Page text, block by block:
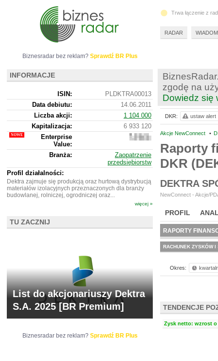
zgodę na
Dowiedz się
Akcje NewConnect •
Raporty
DKR
DEKTRA
NewConnect - Akcje/
PROFIL
BR LAB
RAPORTY
RACHUNEK ZYSKÓW I
Okres:
TENDENCJE
Zysk netto: wzrost o
DKR: ustaw alert
Biznesradar bez reklam? Sprawdź BR Plus
INFORMACJE
ISIN:
PLDKTRA00013
Data debiutu:
14.06.2011
Liczba akcji:
1 104 000
Kapitalizacja:
6 933 120
Enterprise
Value:
7
120
Branża:
Zaopatrzenie
przedsiębiorstw
Profil działalności:
Dektra zajmuje się produkcją oraz hurtową dystrybucją
materiałów izolacyjnych przeznaczonych dla branży
budowlanej, rolniczej, ogrodniczej oraz...
więcej »
TU ZACZNIJ
List do akcjonariuszy Dektra
S.A. 2025 [BR Premium]
Biznesradar bez reklam? Sprawdź BR Plus
Trwa łączenie z
RADAR